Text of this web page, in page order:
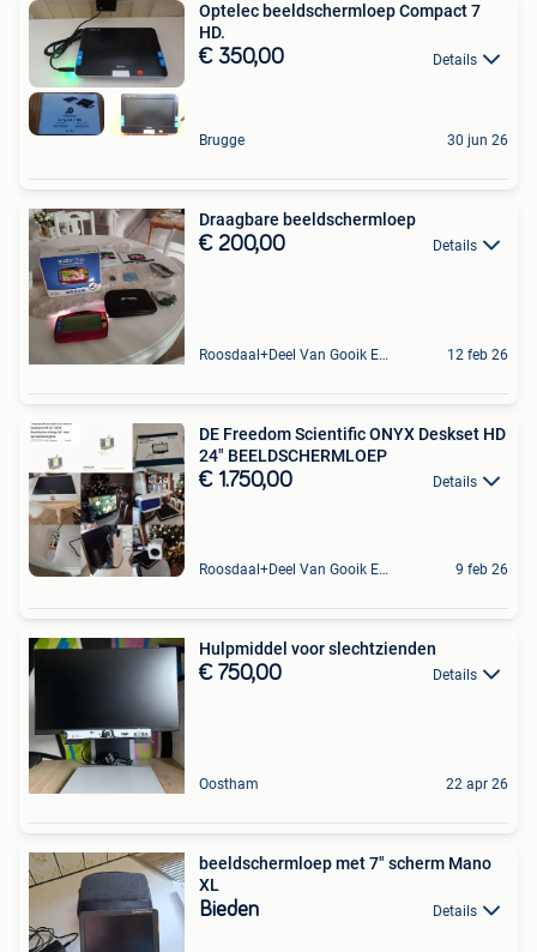
Optelec beeldschermloep Compact 7
HD.
€ 350,00 Details
Brugge 30 jun 26
Draagbare beeldschermloep
€ 200,00 Details
Roosdaal+Deel Van Gooik En Sint-Kwintens-Lennik 12 feb 26
DE Freedom Scientific ONYX Deskset HD
24" BEELDSCHERMLOEP
€ 1.750,00 Details
Roosdaal+Deel Van Gooik En Sint-Kwintens-Lennik 9 feb 26
Hulpmiddel voor slechtzienden
€ 750,00 Details
Oostham 22 apr 26
beeldschermloep met 7" scherm Mano
XL
Bieden Details